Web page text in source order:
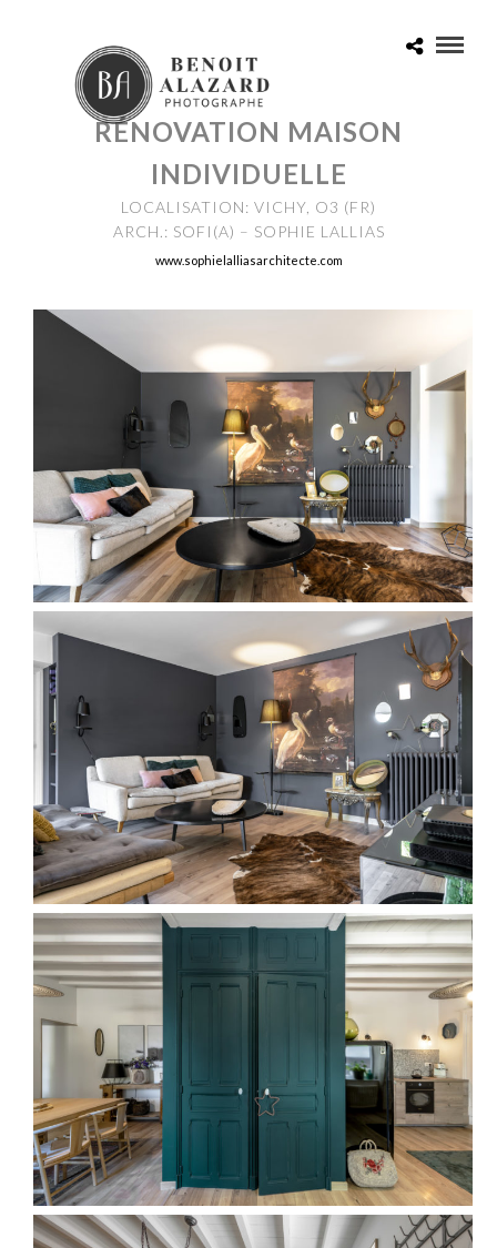
RÉNOVATION MAISON
INDIVIDUELLE
LOCALISATION: VICHY, O3 (FR)
ARCH.: SOFI(A) – SOPHIE LALLIAS
www.sophielalliasarchitecte. com